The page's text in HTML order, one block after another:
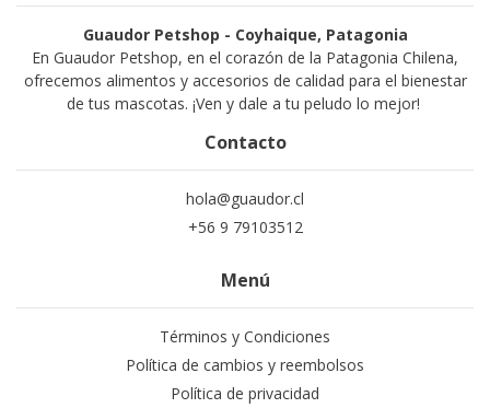
Guaudor Petshop - Coyhaique, Patagonia
En Guaudor Petshop, en el corazón de la Patagonia Chilena,
ofrecemos alimentos y accesorios de calidad para el bienestar
de tus mascotas. ¡Ven y dale a tu peludo lo mejor!
Contacto
hola@guaudor.cl
+56 9 79103512
Menú
Términos y Condiciones
Política de cambios y reembolsos
Política de privacidad